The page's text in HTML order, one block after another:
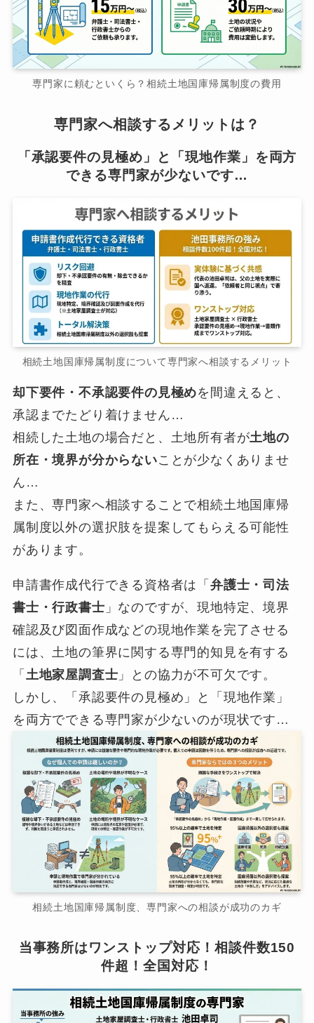
専門家に頼むといくら？相続土地国庫帰属制度の費用
専門家へ相談するメリットは？
「承認要件の見極め」と「現地作業」を両方
できる専門家が少ないです…
相続土地国庫帰属制度について専門家へ相談するメリット
却下要件・不承認要件の見極めを間違えると、
承認までたどり着けません…
相続した土地の場合だと、土地所有者が土地の
所在・境界が分からないことが少なくありませ
ん…
また、専門家へ相談することで相続土地国庫帰
属制度以外の選択肢を提案してもらえる可能性
があります。
申請書作成代行できる資格者は「弁護士・司法
書士・行政書士 」なのですが、現地特定、境界
確認及び図面作成などの現地作業を完了させる
には、土地の筆界に関する専門的知見を有する
「 土地家屋調査士 」との協力が不可欠です。
しかし、「承認要件の見極め」と「現地作業」
を両方でできる専門家が少ないのが現状です…
相続土地国庫帰属制度、専門家への相談が成功のカギ
当事務所はワンストップ対応！相談件数150
件超！全国対応！